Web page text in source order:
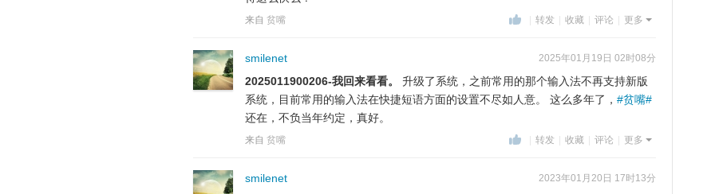
转发 收藏 评论 更多
来自 贫嘴
smilenet 2025年01月19日 02时08分
2025011900206-我回来看看。
升级了系统，之前常用的那个输入法不再支持新版
系统，目前常用的输入法在快捷短语方面的设置不尽如人意。 这么多年了， #贫嘴#
还在，不负当年约定，真好。
转发 收藏 评论 更多
来自 贫嘴
smilenet 2023年01月20日 17时13分